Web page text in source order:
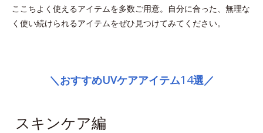
ここちよく使えるアイテムを多数ご用意。自分に合った、無理な
く使い続けられるアイテムをぜひ見つけてみてください。
＼おすすめUVケアアイテム14選／
スキンケア編